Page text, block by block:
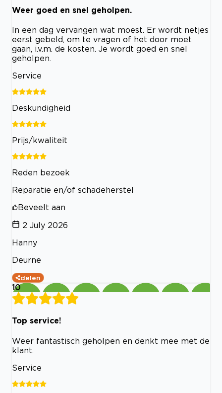
Weer goed en snel geholpen.
In een dag vervangen wat moest. Er wordt netjes
eerst gebeld, om te vragen of het door moet
gaan, i.v.m. de kosten. Je wordt goed en snel
geholpen.
Service
Deskundigheid
Prijs/kwaliteit
Reden bezoek
Reparatie en/of schadeherstel
Beveelt aan
2 July 2026
Hanny
Deurne
delen
10
Top service!
Weer fantastisch geholpen en denkt mee met de
klant.
Service